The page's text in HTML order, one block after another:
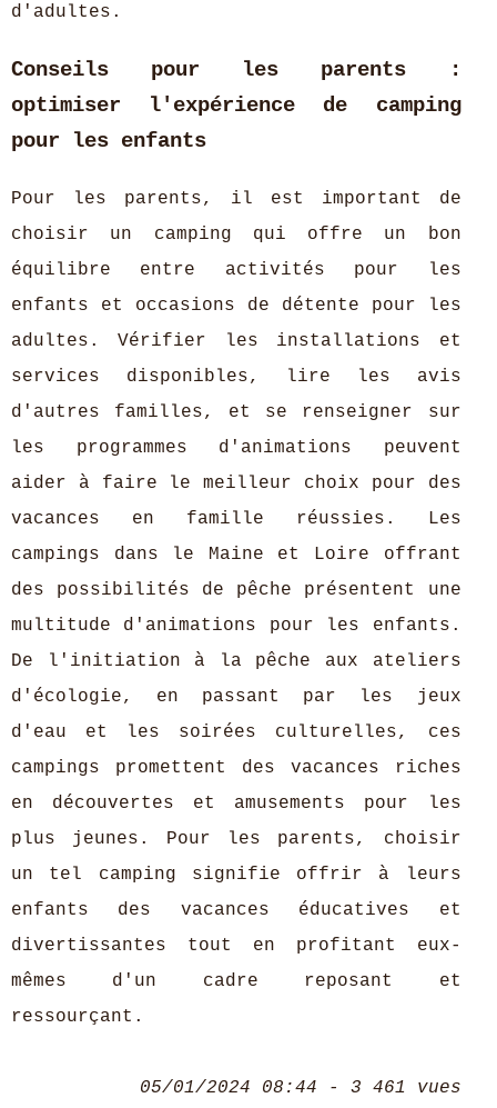
d'adultes.
Conseils pour les parents :
optimiser l'expérience de camping
pour les enfants
Pour les parents, il est important de
choisir un camping qui offre un bon
équilibre entre activités pour les
enfants et occasions de détente pour les
adultes. Vérifier les installations et
services disponibles, lire les avis
d'autres familles, et se renseigner sur
les programmes d'animations peuvent
aider à faire le meilleur choix pour des
vacances en famille réussies. Les
campings dans le Maine et Loire offrant
des possibilités de pêche présentent une
multitude d'animations pour les enfants.
De l'initiation à la pêche aux ateliers
d'écologie, en passant par les jeux
d'eau et les soirées culturelles, ces
campings promettent des vacances riches
en découvertes et amusements pour les
plus jeunes. Pour les parents, choisir
un tel camping signifie offrir à leurs
enfants des vacances éducatives et
divertissantes tout en profitant eux-
mêmes d'un cadre reposant et
ressourçant.
05/01/2024 08:44 - 3 461 vues